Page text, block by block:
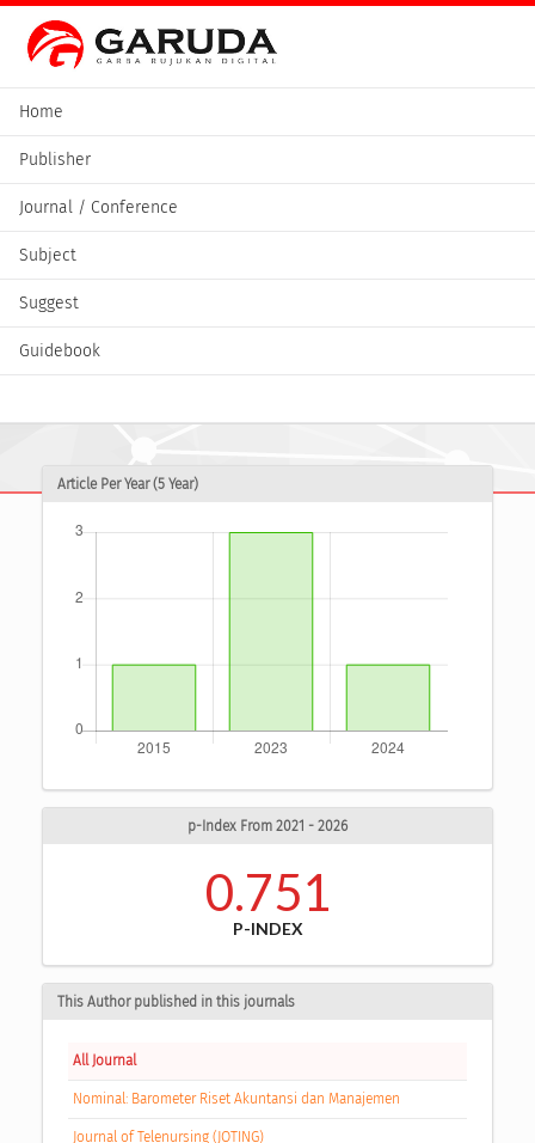
Home
Publisher
Journal / Conference
Subject
Suggest
Guidebook
Article Per Year (5 Year)
p-Index From 2021 - 2026
0.751
P-INDEX
This Author published in this journals
All Journal
Nominal: Barometer Riset Akuntansi dan Manajemen
Journal of Telenursing (JOTING)